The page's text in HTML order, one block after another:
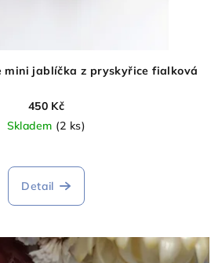
mini jablíčka z pryskyřice fialková
450 Kč
Skladem (2 ks)
Detail